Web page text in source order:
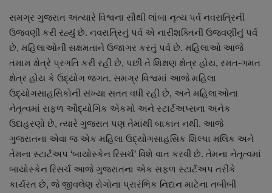
Support US
બજારના સમાચાર
નાણાંકીય સમાચાર
સ્થાનિક સમાચાર
સ્પોર્ટ્સ
રાશિફળ
સમગ્ર ગુજરાત અત્યારે વિશ્વના સૌથી લાંબા નૃત્ય પર્વ નવરાત્રિની
ઉજવણી કરી રહ્યું છે. નવરાત્રિનું પર્વ એ નારીશક્તિની ઉજવણીનું પર્વ
છે, મહિલાઓની સક્ષમતાને ઉજાગર કરતું પર્વ છે. મહિલાઓ આજે
તમામ ક્ષેત્રે પ્રગતિ કરી રહી છે, પછી તે શિક્ષણ ક્ષેત્ર હોય, રમત-ગમત
ક્ષેત્ર હોય કે ઉદ્યોગ જગત. સમગ્ર વિશ્વમાં આજે મહિલા
ઉદ્યોગસાહસિકોની સંખ્યા સતત વધી રહી છે, અને મહિલાઓના
નેતૃત્વમાં સફળ ઔદ્યોગિક એકમો અને સ્ટાર્ટઅપ્સના અનેક
ઉદાહરણો છે, ત્યારે ગુજરાત પણ તેમાંથી બાકાત નથી. આજે
ગુજરાતના એવા જ એક મહિલા ઉદ્યોગસાહસિક શિલ્પા મલિક અને
તેમના સ્ટાર્ટઅપ ‘બાયોસ્કેન રિસર્ચ’ વિશે વાત કરવી છે. તેમના નેતૃત્વમાં
બાયોસ્કેન રિસર્ચ આજે ગુજરાતના એક સફળ સ્ટાર્ટઅપ તરીકે
કાર્યરત છે, જે જીવલેણ રોગોના પ્રારંભિક નિદાન માટેના તબીબી